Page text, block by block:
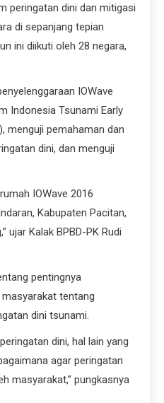
peringatan dini dan mitigasi
di sepanjang tepian
ini diikuti oleh 28 negara,
IOWave
Indonesia Tsunami Early
menguji pemahaman dan
dini, dan menguji
IOWave 2016
Kabupaten Pacitan,
ujar Kalak BPBD-PK Rudi
pentingnya
tentang
dini tsunami.
dini, hal lain yang
agar peringatan
masyarakat,” pungkasnya